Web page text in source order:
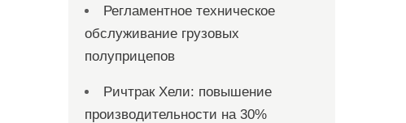
Регламентное техническое
обслуживание грузовых
полуприцепов
Ричтрак Хели: повышение
производительности на 30%